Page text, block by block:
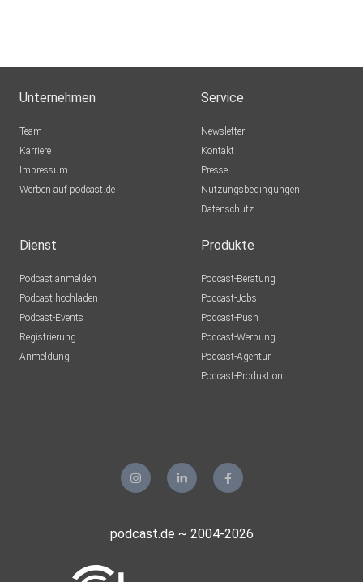
Unternehmen
Team
Karriere
Impressum
Werben auf podcast.de
Service
Newsletter
Kontakt
Presse
Nutzungsbedingungen
Datenschutz
Dienst
Podcast anmelden
Podcast hochladen
Podcast-Events
Registrierung
Anmeldung
Produkte
Podcast-Beratung
Podcast-Jobs
Podcast-Push
Podcast-Werbung
Podcast-Agentur
Podcast-Produktion
podcast.de ~ 2004-2026